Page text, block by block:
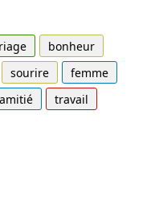
bonheur
sourire
femme
amitié
travail